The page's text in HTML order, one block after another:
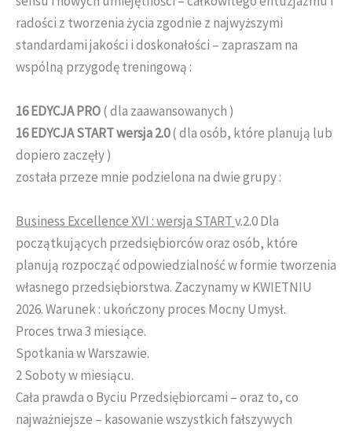
radości z tworzenia życia zgodnie z najwyższymi
standardami jakości i doskonałości – zapraszam na
wspólną przygodę treningową :
16 EDYCJAPRO( dla zaawansowanych )
16 EDYCJA START wersja 2.0( dla osób, które planują lub
dopiero zaczęły )
została przeze mnie podzielona na dwie grupy :
Business Excellence XVI : wersja STARTv.2.0 Dla
początkujących przedsiębiorców oraz osób, które
planują rozpocząć odpowiedzialność w formie tworzenia
własnego przedsiębiorstwa. Zaczynamy w KWIETNIU
2026. Warunek : ukończony proces Mocny Umysł.
Proces trwa 3 miesiące.
Spotkania w Warszawie.
2 Soboty w miesiącu.
Cała prawda o Byciu Przedsiębiorcami – oraz to, co
najważniejsze – kasowanie wszystkich fałszywych